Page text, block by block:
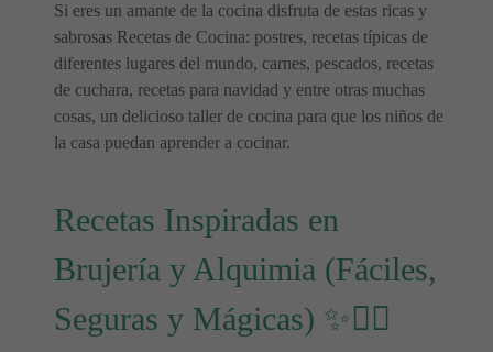
Si eres un amante de la cocina disfruta de estas ricas y
sabrosas Recetas de Cocina: postres, recetas típicas de
diferentes lugares del mundo, carnes, pescados, recetas
de cuchara, recetas para navidad y entre otras muchas
cosas, un delicioso taller de cocina para que los niños de
la casa puedan aprender a cocinar.
Recetas Inspiradas en
Brujería y Alquimia (Fáciles,
Seguras y Mágicas) ✨🧙‍♀️